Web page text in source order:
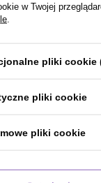
w Twojej
pliki cookie
pliki cookie
pliki cookie